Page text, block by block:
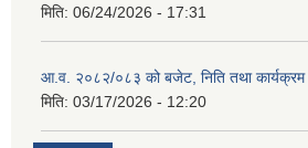
मिति: 06/24/2026 - 17:31
आ.व. २०८२/०८३ को बजेट, निति तथा कार्यक्रम
मिति: 03/17/2026 - 12:20